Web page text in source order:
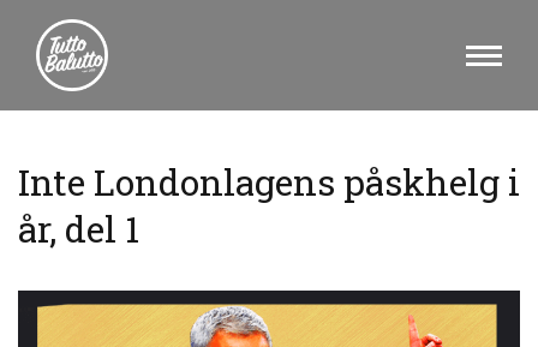
Inte Londonlagens påskhelg i
år, del 1